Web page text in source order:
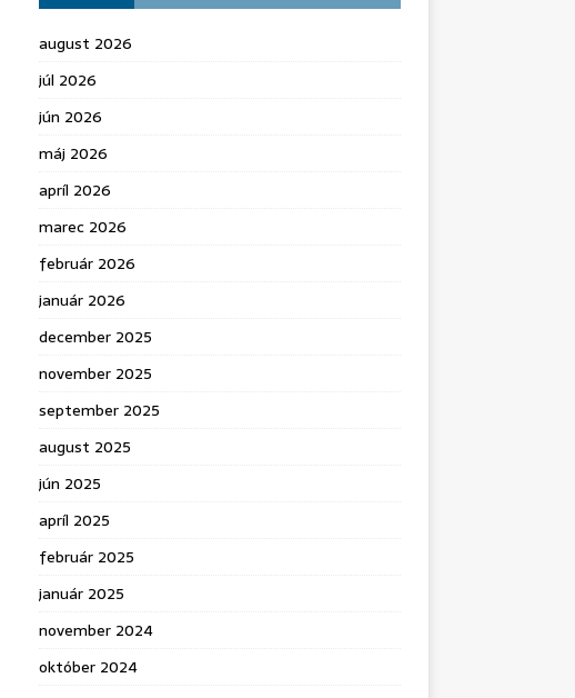
august 2026
júl 2026
jún 2026
máj 2026
apríl 2026
marec 2026
február 2026
január 2026
december 2025
november 2025
september 2025
august 2025
jún 2025
apríl 2025
február 2025
január 2025
november 2024
október 2024